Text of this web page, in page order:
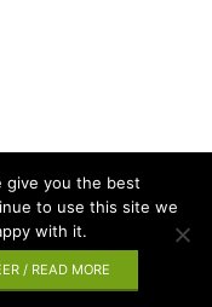
byWordPress
give you the best
to use this site we
with it.
/ READ MORE